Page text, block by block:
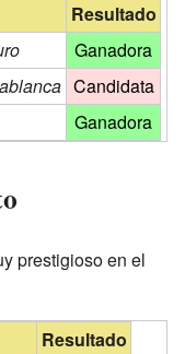
Resultado
Ganadora
Candidata
Ganadora
prestigioso en el
Resultado